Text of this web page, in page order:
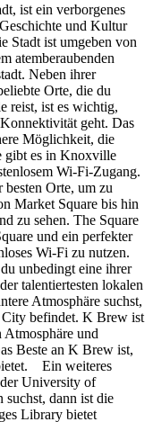
ist ein verborgenes
und Kultur
Stadt ist umgeben von
atemberaubenden
Neben ihrer
Orte, die du
reist, ist es wichtig,
geht. Das
Möglichkeit, die
gibt es in Knoxville
Wi-Fi-Zugang.
Orte, um zu
Market Square bis hin
zu sehen. The Square
und ein perfekter
Wi-Fi zu nutzen.
unbedingt eine ihrer
talentiertesten lokalen
Atmosphäre suchst,
City befindet. K Brew ist
Atmosphäre und
Beste an K Brew ist,
Ein weiteres
University of
suchst, dann ist die
Library bietet